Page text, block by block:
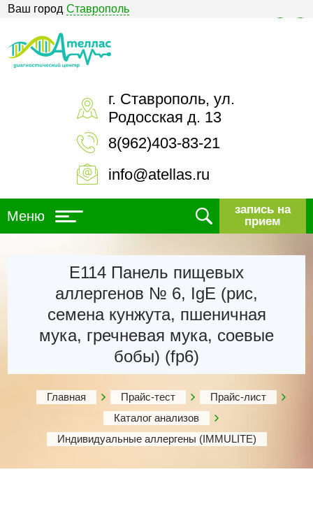
Ваш город Ставрополь
г. Ставрополь, ул.
Родосская д. 13
8(962)403-83-21
info@atellas.ru
Меню
запись на
прием
Е114 Панель пищевых
аллергенов № 6, IgE (рис,
семена кунжута, пшеничная
мука, гречневая мука, соевые
бобы) (fp6)
Главная Прайс-тест
Прайс-лист
Каталог анализов
Индивидуальные аллергены (IMMULITE)